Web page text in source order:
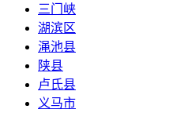
三门峡
湖滨区
渑池县
陕县
卢氏县
义马市